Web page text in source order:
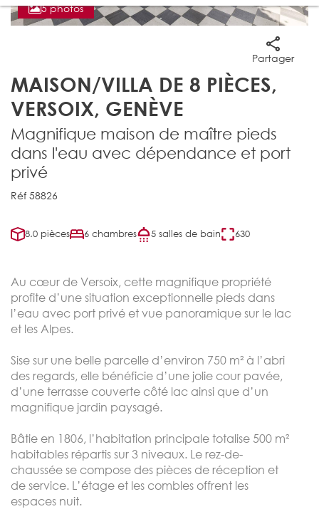
5 photos
MAISON/VILLA DE 8 PIÈCES,
VERSOIX, GENÈVE
Partager
Magnifique maison de maître pieds
dans l'eau avec dépendance et port
privé
Réf 58826
8.0 pièces 6 chambres 5 salles de bain 630
Au cœur de Versoix, cette magnifique propriété
profite d’une situation exceptionnelle pieds dans
l’eau avec port privé et vue panoramique sur le lac
et les Alpes.
Sise sur une belle parcelle d’environ 750 m² à l’abri
des regards, elle bénéficie d’une jolie cour pavée,
d’une terrasse couverte côté lac ainsi que d’un
magnifique jardin paysagé.
Bâtie en 1806, l’habitation principale totalise 500 m²
habitables répartis sur 3 niveaux. Le rez-de-
chaussée se compose des pièces de réception et
de service. L’étage et les combles offrent les
espaces nuit.